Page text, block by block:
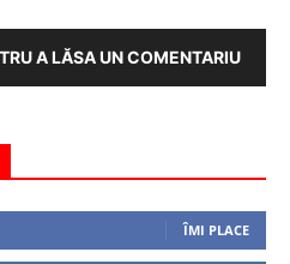
A LĂSA UN COMENTARIU
ÎMI PLACE